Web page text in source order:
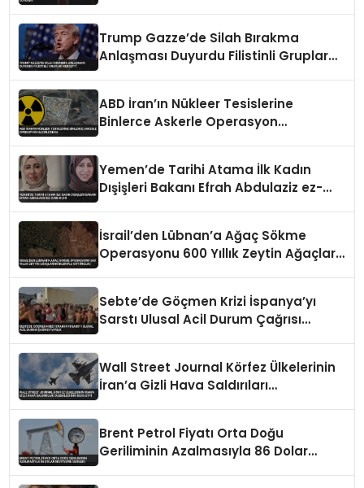
Trump Gazze’de Silah Bırakma
Anlaşması Duyurdu Filistinli Gruplar
ABD İran’ın Nükleer Tesislerine
Binlerce Askerle Operasyon
Yemen’de Tarihi Atama İlk Kadın
Dışişleri Bakanı Efrah Abdulaziz ez-
İsrail’den Lübnan’a Ağaç Sökme
Operasyonu 600 Yıllık Zeytin Ağaçları
Sebte’de Göçmen Krizi İspanya’yı
Sarstı Ulusal Acil Durum Çağrısı
Wall Street Journal Körfez Ülkelerinin
İran’a Gizli Hava Saldırıları
Brent Petrol Fiyatı Orta Doğu
Geriliminin Azalmasıyla 86 Dolar